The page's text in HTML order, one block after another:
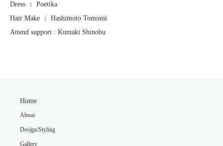
Dress ： Poetika
Hair Make ： Hashimoto Tomomi
Attend support : Kumaki Shinobu
Home
About
Design/Styling
Gallery